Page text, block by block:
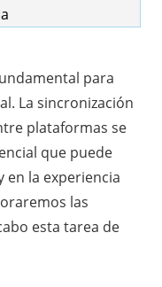
para
La sincronización
plataformas se
que puede
en la experiencia
las
esta tarea de